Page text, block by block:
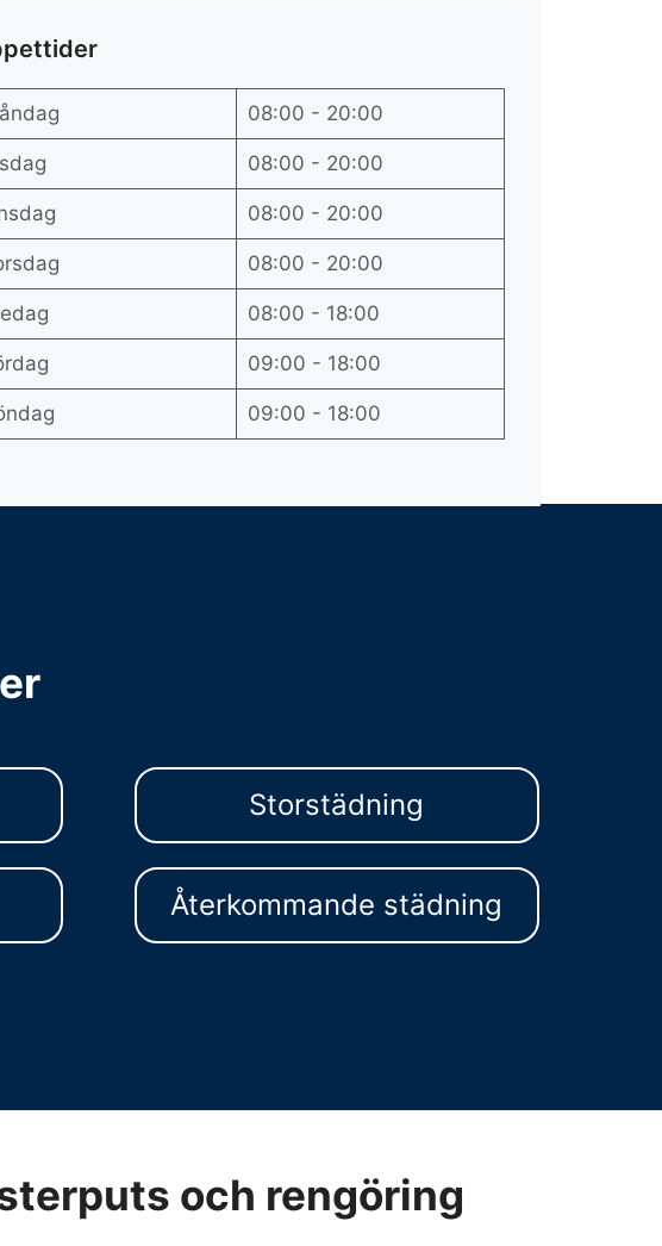
08:00 - 20:00
08:00 - 20:00
08:00 - 20:00
08:00 - 20:00
08:00 - 18:00
09:00 - 18:00
09:00 - 18:00
Storstädning
Återkommande städning
och rengöring